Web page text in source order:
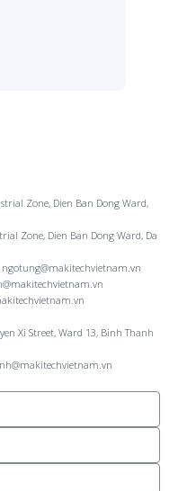
Zone, Dien Ban Dong Ward,
Zone, Dien Ban Dong Ward, Da
ngotung@makitechvietnam.vn
Xi Street, Ward 13, Binh Thanh